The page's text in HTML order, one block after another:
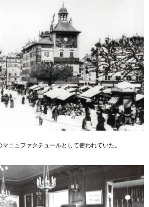
ニュファクチュールとして使われていた。